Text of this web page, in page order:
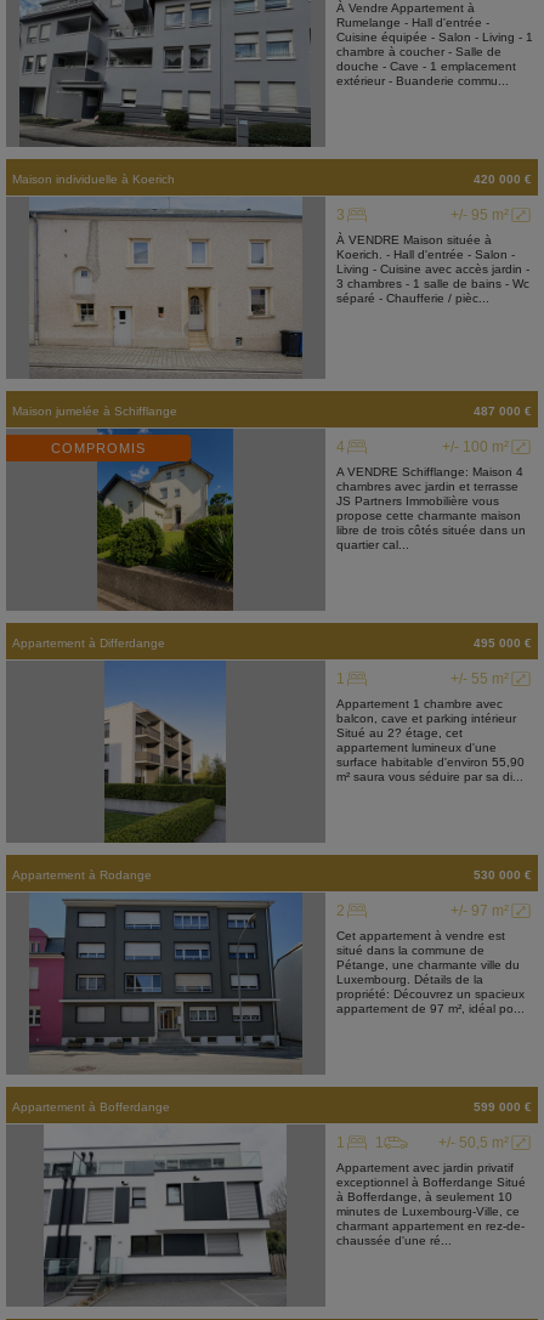
À Vendre Appartement à
Rumelange - Hall d'entrée -
Cuisine équipée - Salon - Living - 1
chambre à coucher - Salle de
douche - Cave - 1 emplacement
extérieur - Buanderie commu...
Maison individuelle à Koerich 420 000 €
+/- 95 m²
3
À VENDRE Maison située à
Koerich. - Hall d'entrée - Salon -
Living - Cuisine avec accès jardin -
3 chambres - 1 salle de bains - Wc
séparé - Chaufferie / pièc...
Maison jumelée à Schifflange 487 000 €
COMPROMIS +/- 100 m²
4
A VENDRE Schifflange: Maison 4
chambres avec jardin et terrasse
JS Partners Immobilière vous
propose cette charmante maison
libre de trois côtés située dans un
quartier cal...
Appartement à Differdange 495 000 €
+/- 55 m²
1
Appartement 1 chambre avec
balcon, cave et parking intérieur
Situé au 2? étage, cet
appartement lumineux d'une
surface habitable d'environ 55,90
m² saura vous séduire par sa di...
Appartement à Rodange 530 000 €
+/- 97 m²
2
Cet appartement à vendre est
situé dans la commune de
Pétange, une charmante ville du
Luxembourg. Détails de la
propriété: Découvrez un spacieux
appartement de 97 m², idéal po...
Appartement à Bofferdange 599 000 €
+/- 50,5 m²
1 1
Appartement avec jardin privatif
exceptionnel à Bofferdange Situé
à Bofferdange, à seulement 10
minutes de Luxembourg-Ville, ce
charmant appartement en rez-de-
chaussée d'une ré...